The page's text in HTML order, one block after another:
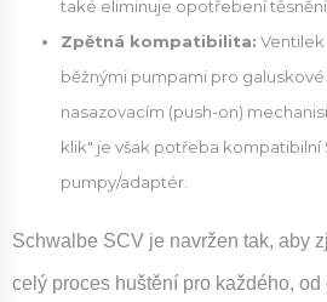
také eliminuje opotřebení těsnění
Zpětná kompatibilita: Ventilek
běžnými pumpami pro galuskové
nasazovacím (push-on)
klik" je však potřeba kompatibilní
pumpy/adaptér.
Schwalbe SCV je navržen tak, aby
celý proces huštění pro každého, od